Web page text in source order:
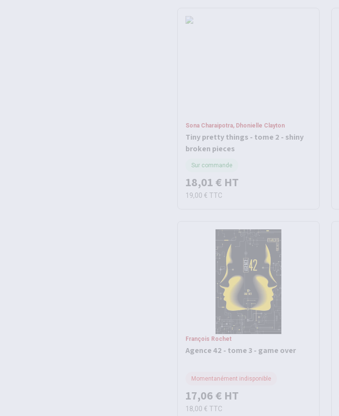
Sona Charaipotra, Dhonielle Clayton
Tiny pretty things - tome 2 - shiny
broken pieces
Sur commande
18,01 € HT
19,00 € TTC
François Rochet
Agence 42 - tome 3 - game over
Momentanément indisponible
17,06 € HT
18,00 € TTC